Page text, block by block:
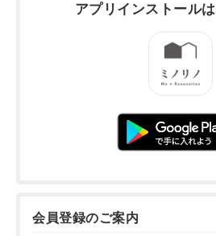
アプリインストールは
会員登録のご案内